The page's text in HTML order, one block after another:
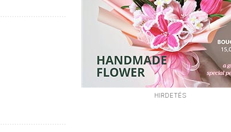
HIRDETÉS